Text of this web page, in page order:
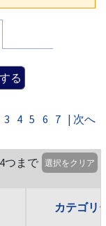
る
3 4 5 6 7 | 次へ
つまで
選択をクリア
カテゴリ